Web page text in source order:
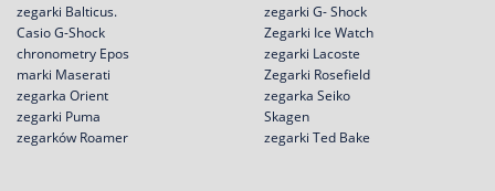
zegarki Balticus.
Casio G-Shock
chronometry Epos
zegarki G- Shock
Zegarki Ice Watch
zegarki Lacoste
marki Maserati
zegarka Orient
zegarki Puma
zegarków Roamer
Zegarki Rosefield
zegarka Seiko
Skagen
zegarki Ted Bake